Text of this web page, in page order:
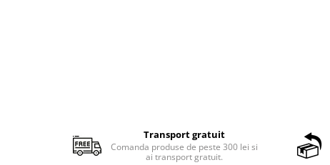
Transport gratuit
Comanda produse de peste 300 lei si
ai transport gratuit.